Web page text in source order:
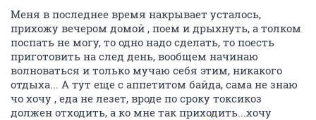
Меня в последнее время накрывает усталось,
прихожу вечером домой , поем и дрыхнуть, а толком
поспать не могу, то одно надо сделать, то поесть
приготовить на след день, вообщем начинаю
волноваться и только мучаю себя этим, никакого
отдыха... А тут еще с аппетитом байда, сама не знаю
чо хочу , еда не лезет, вроде по сроку токсикоз
должен отходить, а ко мне так приходить...хочу